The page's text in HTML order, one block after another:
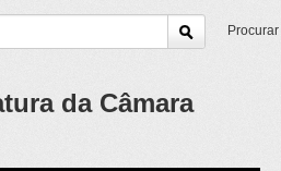
Procurar
da Câmara